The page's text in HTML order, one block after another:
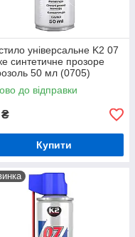
універсальне K2 07
синтетичне прозоре
50 мл (0705)
до відправки
₴
Купити